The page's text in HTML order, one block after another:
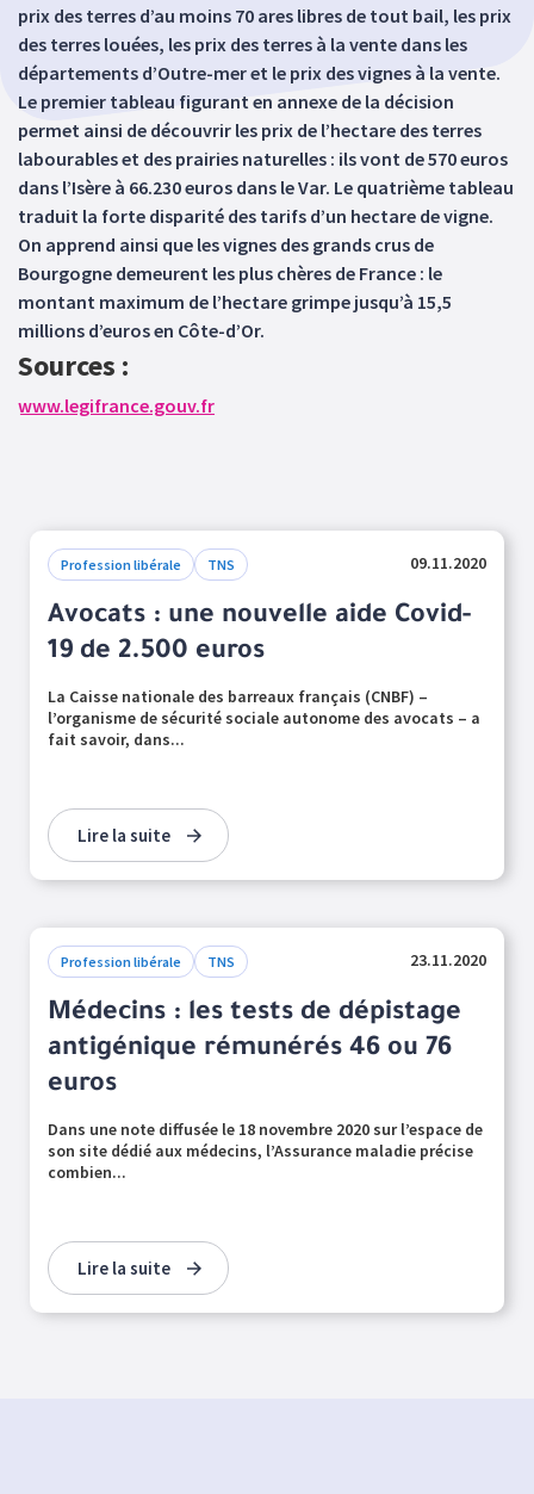
prix des terres d’au moins 70 ares libres de tout bail, les prix
des terres louées, les prix des terres à la vente dans les
départements d’Outre-mer et le prix des vignes à la vente.
Le premier tableau figurant en annexe de la décision
permet ainsi de découvrir les prix de l’hectare des terres
labourables et des prairies naturelles : ils vont de 570 euros
dans l’Isère à 66.230 euros dans le Var. Le quatrième tableau
traduit la forte disparité des tarifs d’un hectare de vigne.
On apprend ainsi que les vignes des grands crus de
Bourgogne demeurent les plus chères de France : le
montant maximum de l’hectare grimpe jusqu’à 15,5
millions d’euros en Côte-d’Or.
Sources :
www.legifrance.gouv.fr
Profession libérale TNS 09.11.2020
Avocats : une nouvelle aide Covid-
19 de 2.500 euros
La Caisse nationale des barreaux français (CNBF) –
l’organisme de sécurité sociale autonome des avocats – a
fait savoir, dans...
Lire la suite
Profession libérale TNS 23.11.2020
Médecins : les tests de dépistage
antigénique rémunérés 46 ou 76
euros
Dans une note diffusée le 18 novembre 2020 sur l’espace de
son site dédié aux médecins, l’Assurance maladie précise
combien...
Lire la suite